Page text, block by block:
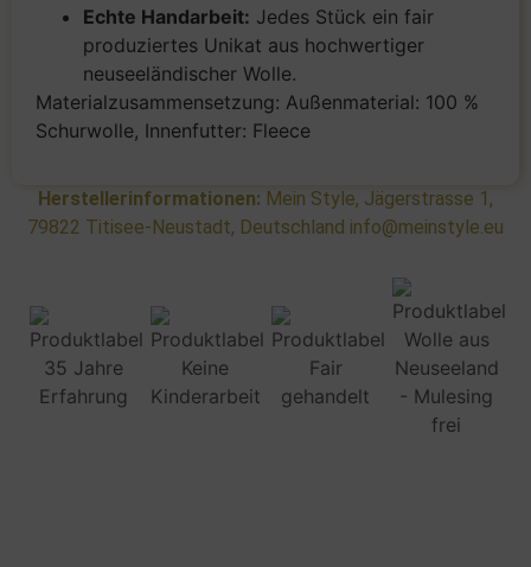
Echte Handarbeit: Jedes Stück ein fair
produziertes Unikat aus hochwertiger
neuseeländischer Wolle.
Materialzusammensetzung: Außenmaterial: 100 %
Schurwolle, Innenfutter: Fleece
Herstellerinformationen: Mein Style, Jägerstrasse 1,
79822 Titisee-Neustadt, Deutschland info@meinstyle.eu